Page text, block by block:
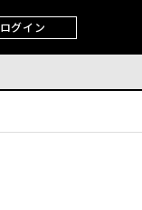
ログイン